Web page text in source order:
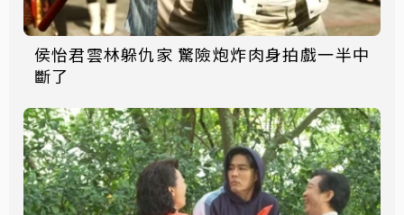
侯怡君雲林躲仇家 驚險炮炸肉身拍戲一半中
斷了